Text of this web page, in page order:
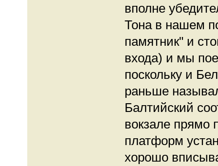
вполне
Тона в нашем
памятник" и
входа) и мы
поскольку и
раньше
Балтийский
вокзале прямо
платформ
хорошо